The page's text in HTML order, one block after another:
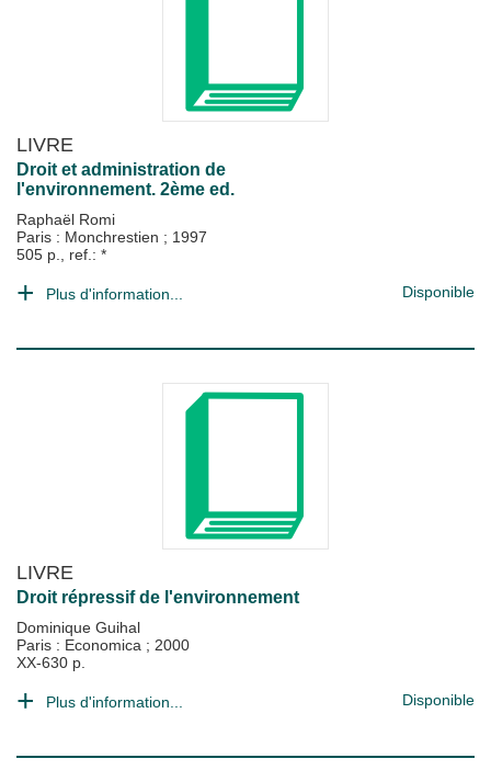
LIVRE
Droit et administration de
l'environnement. 2ème ed.
Raphaël Romi
Paris : Monchrestien ; 1997
505 p., ref.: *
Plus d'information... Disponible
LIVRE
Droit répressif de l'environnement
Dominique Guihal
Paris : Economica ; 2000
XX-630 p.
Plus d'information... Disponible